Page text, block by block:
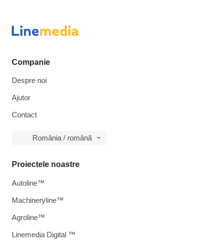
Companie
Despre noi
Ajutor
Contact
România / română
Proiectele noastre
Autoline™
Machineryline™
Agroline™
Linemedia Digital ™